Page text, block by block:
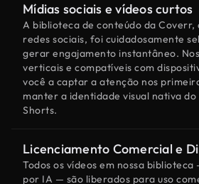
Mídias sociais e vídeos curtos
A biblioteca de conteúdo da Coverr,
redes sociais, foi cuidadosamente
gerar engajamento instantâneo.
verticais e compatíveis com
você a captar a atenção nos
manter a identidade visual nativa do
Shorts.
Licenciamento Comercial e
Todos os vídeos em nossa
por IA — são liberados para uso